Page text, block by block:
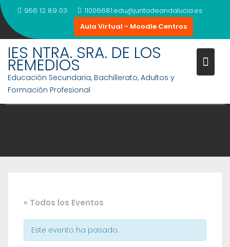
Saltar
al
contenido
956 12 89 03
11006681.edu@juntadeandalucia.es
Aula Virtual - Moodle Centros
IES NTRA. SRA. DE LOS
REMEDIOS
Educación Secundaria, Bachillerato, Adultos y
Formación Profesional
« Todos los Eventos
Este evento ha pasado.